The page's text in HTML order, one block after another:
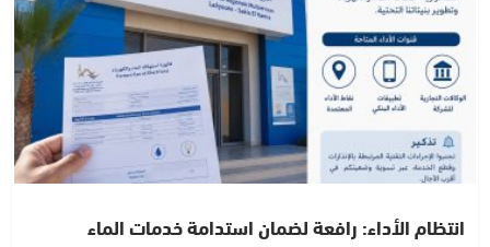
انتظام الأداء: رافعة لضمان استدامة خدمات الماء